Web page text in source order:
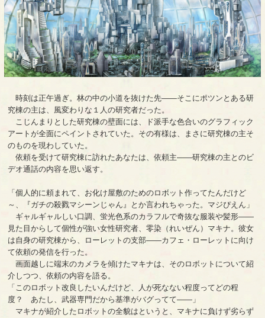
時刻は正午過ぎ。林の中の小道を抜けた先――そこにポツンとある研
究棟の主は、風変わりな１人の研究者だった。
こじんまりとした研究棟の壁面には、ド派手な色合いのグラフィック
アートが全面にペイントされていた。その有様は、まさに研究棟の主そ
のものを現わしていた。
依頼を受けて研究棟に訪れたあなたは、依頼主――研究棟の主とのビ
デオ通話の内容を思い返す。
「個人的に頼まれて、お化け屋敷のためのロボット作ってたんだけど
～、『ガチの殺戮マシーンじゃん』とか言われちゃった。マジぴえん」
ギャルギャルしい口調、蛍光色系のカラフルで奇抜な服装や髪形――
見た目からして個性が強い女性研究者、零染（れいぜん）マキナ。彼女
は自身の研究棟から、ローレットの支部――カフェ・ローレットに向け
て依頼の発信を行った。
画面越しに端末のカメラを傾けたマキナは、そのロボットについて紹
介しつつ、依頼の内容を語る。
「このロボット改良したいんだけど、人が死なない程度ってどの程
度？ あたし、武器専門だから基準がバグってて――」
マキナが紹介したロボットの全貌はというと、マキナに負けず劣らず